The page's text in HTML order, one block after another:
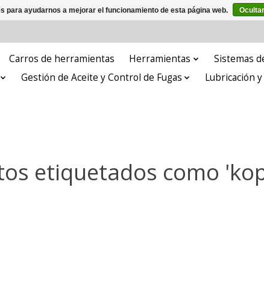
Carros de herramientas Herramientas Sistemas
Gestión de Aceite y Control de Fugas Lubricación
etiquetados como
para ayudarnos a mejorar el funcionamiento de esta página web.